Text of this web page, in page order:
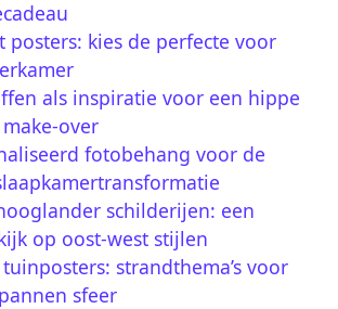
posters: kies de perfecte voor
als inspiratie voor een hippe
over
fotobehang voor de
schilderijen: een
op oost-west stijlen
strandthema’s voor
sfeer